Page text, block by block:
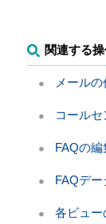
関連する
メール
コール
FAQの
FAQデ
各ビュー